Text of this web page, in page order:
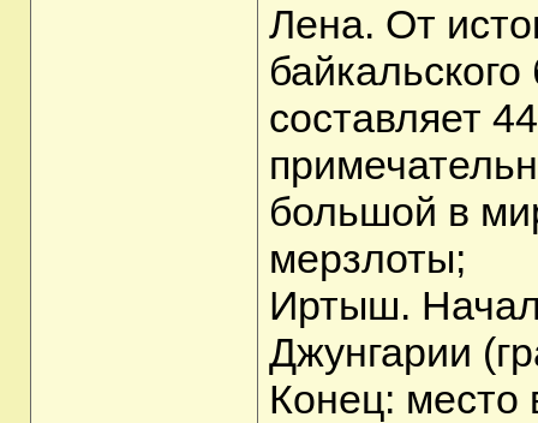
Лена. От
составляет
большой в
мерзлоты;
Иртыш.
Джунгарии
Конец: место